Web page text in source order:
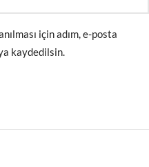
için adım, e-posta
kaydedilsin.